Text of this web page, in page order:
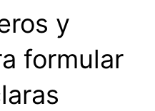
y
formular